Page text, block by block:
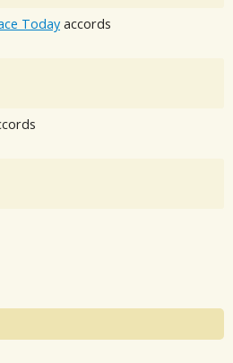
Today accords